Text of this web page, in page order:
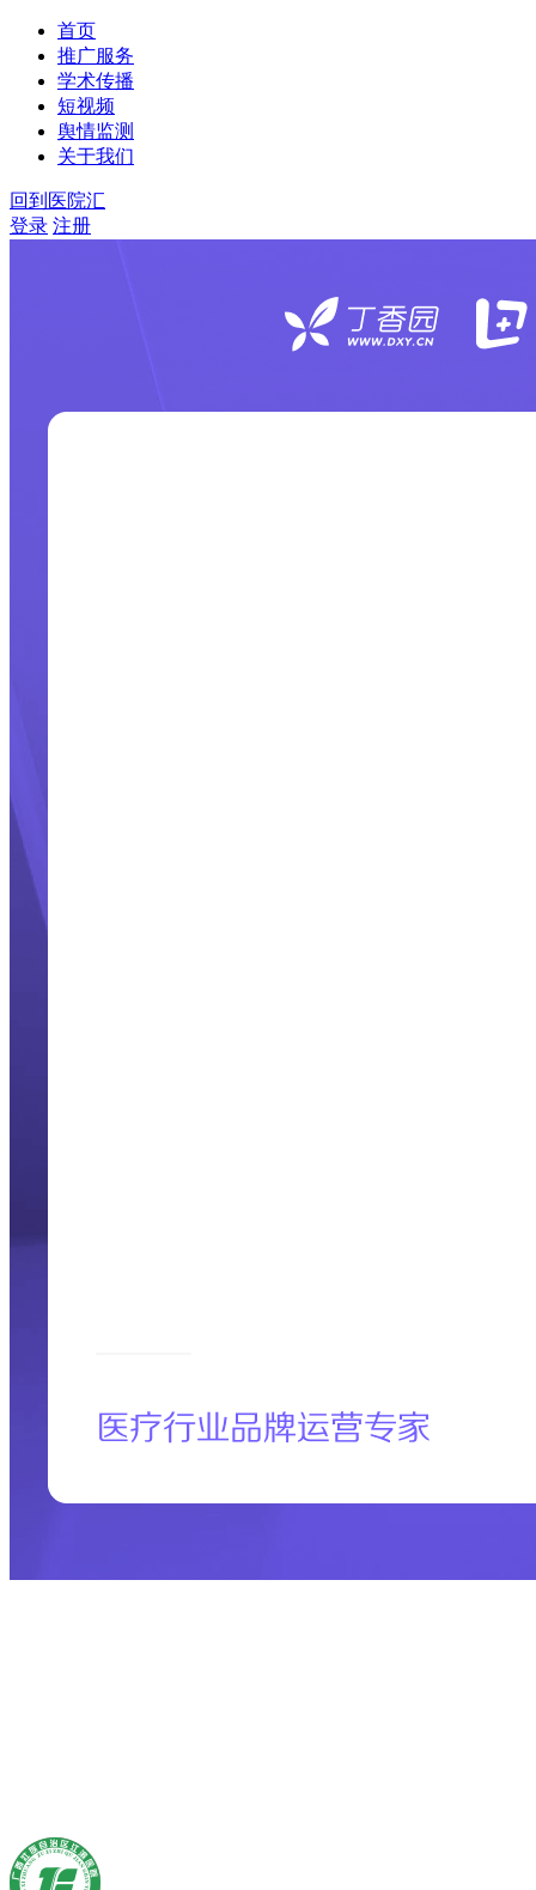
首页
推广服务
学术传播
短视频
舆情监测
关于我们
回到医院汇
登录 注册